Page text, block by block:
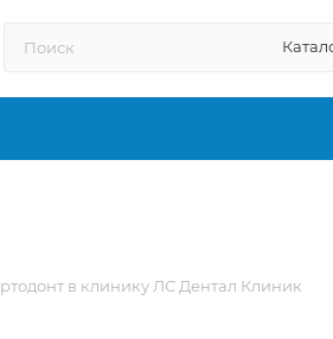
в клинику ЛС Дентал Клиник